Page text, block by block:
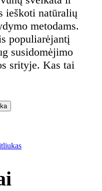
CBD
ieškoti natūralių
metodams.
populiarėjantį
susidomėjimo
srityje. Kas tai